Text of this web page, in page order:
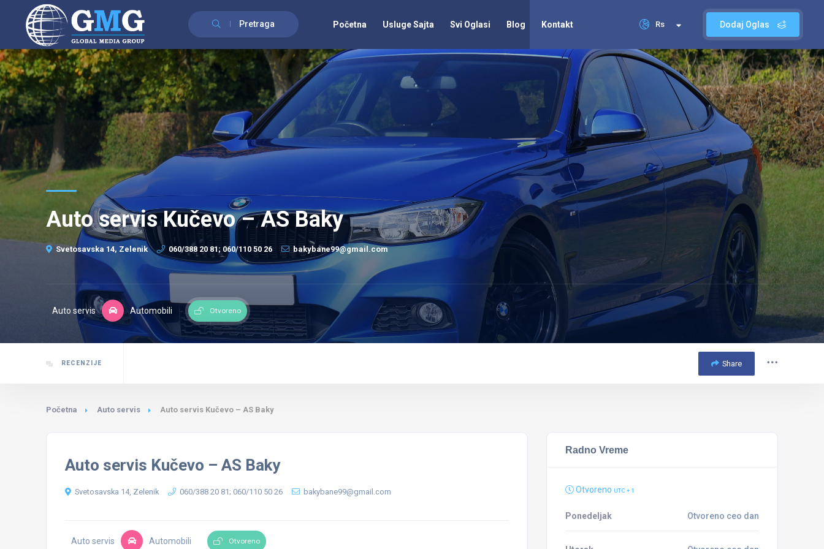
Pretraga Dodaj Oglas
Rs
Početna Usluge Sajta Svi Oglasi Blog Kontakt
Auto servis Kučevo – AS Baky
Svetosavska 14, Zelenik 060/388 20 81; 060/110 50 26 bakybane99@gmail.com
Auto servis Automobili Otvoreno
RECENZIJE Share
Početna Auto servis Auto servis Kučevo – AS Baky
Auto servis Kučevo – AS Baky
Svetosavska 14, Zelenik 060/388 20 81; 060/110 50 26 bakybane99@gmail.com
Auto servis Automobili Otvoreno
Radno Vreme
Otvoreno UTC + 1
Ponedeljak Otvoreno ceo dan